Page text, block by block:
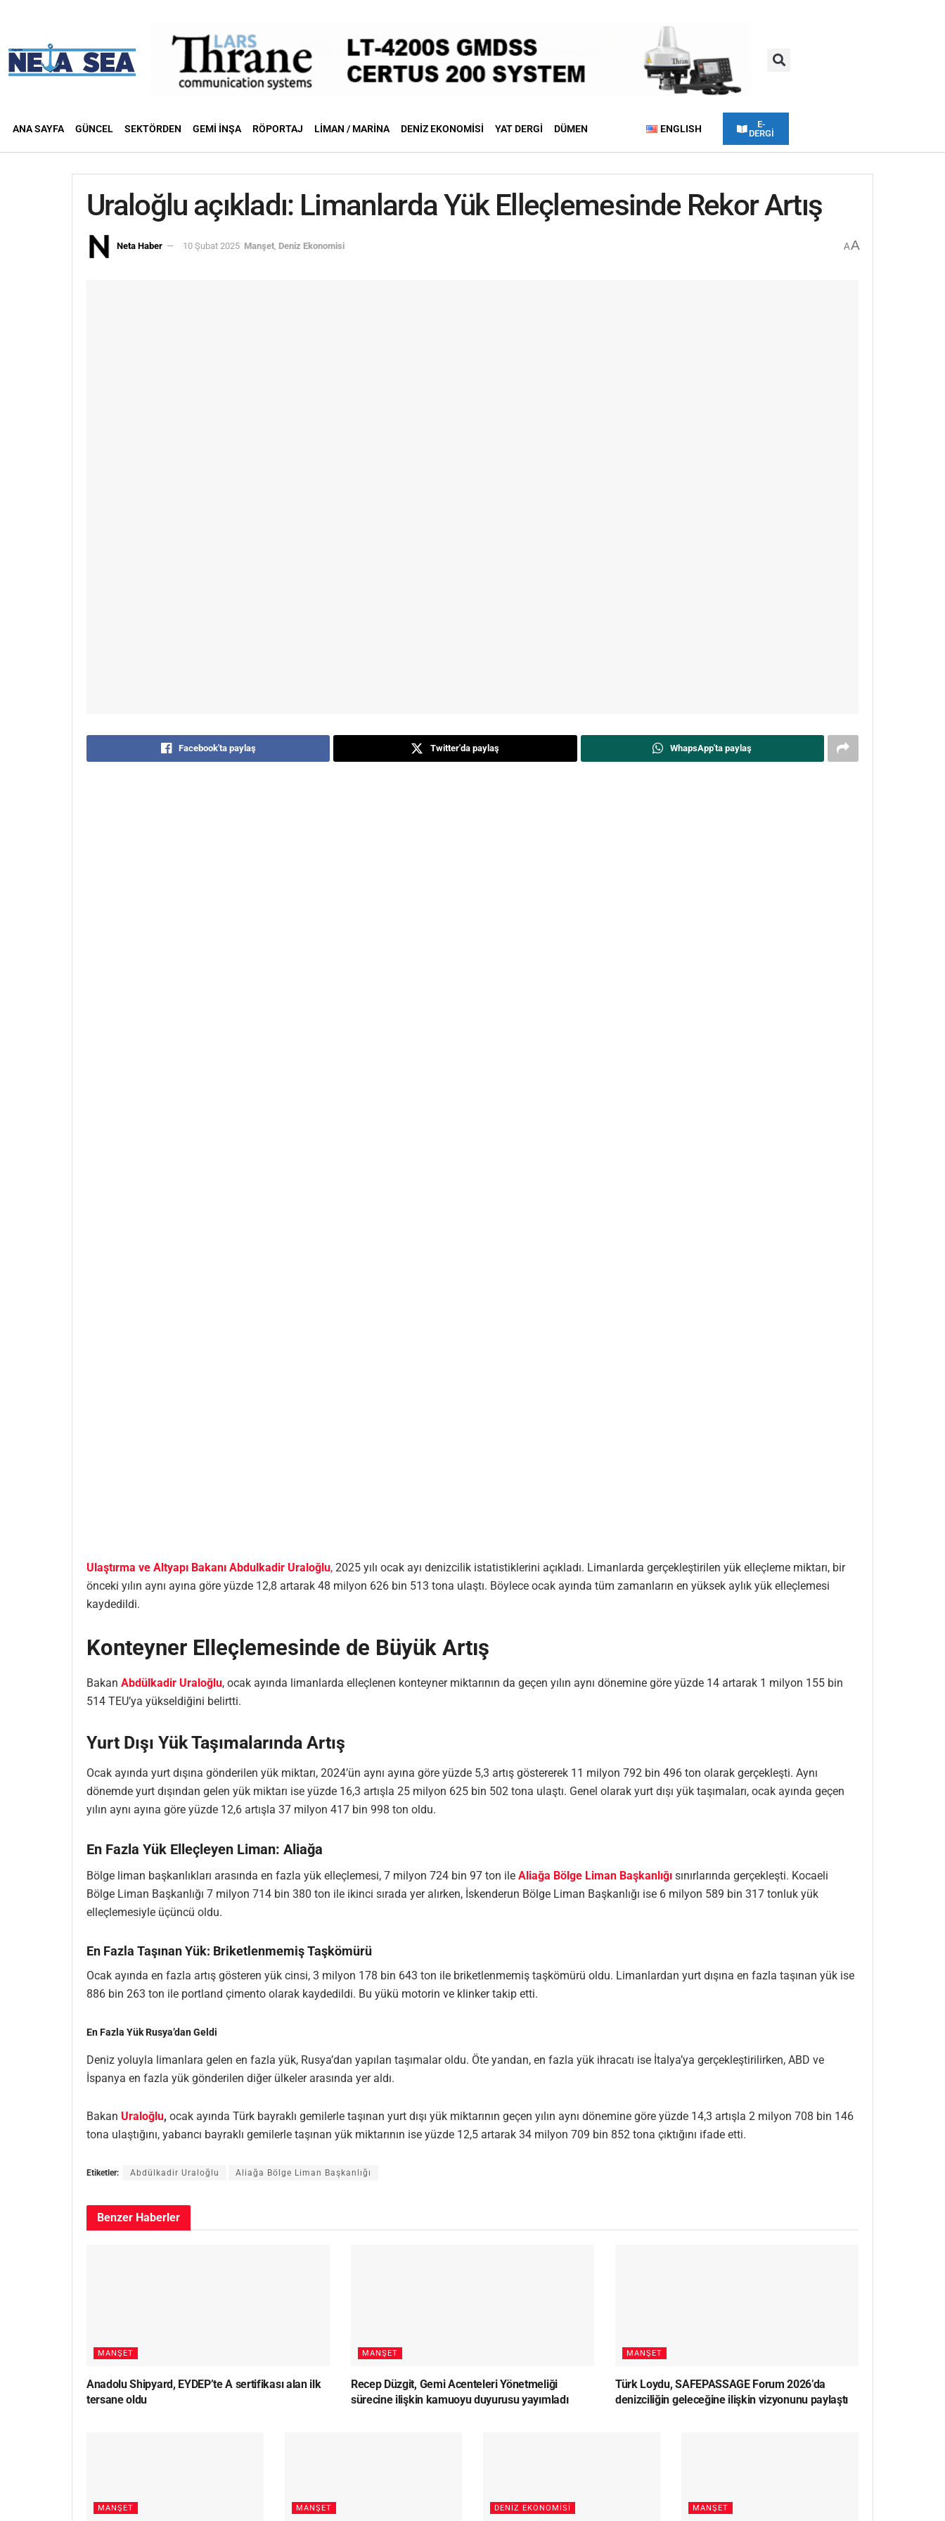
ANA SAYFA GÜNCEL SEKTÖRDEN GEMI İNŞA RÖPORTAJ LIMAN / MARINA DENIZ EKONOMISI YAT DERGI DÜMEN ENGLISH
E-
DERGİ
Uraloğlu açıkladı: Limanlarda Yük Elleçlemesinde Rekor Artış
Neta Haber 10 Şubat 2025 Manşet Deniz Ekonomisi AA
Facebook'ta paylaş Twitter'da paylaş WhapsApp'ta paylaş
Ulaştırma ve Altyapı Bakanı Abdulkadir Uraloğlu, 2025 yılı ocak ayı denizcilik istatistiklerini açıkladı. Limanlarda gerçekleştirilen yük elleçleme miktarı, bir
önceki yılın aynı ayına göre yüzde 12,8 artarak 48 milyon 626 bin 513 tona ulaştı. Böylece ocak ayında tüm zamanların en yüksek aylık yük elleçlemesi
kaydedildi.
Konteyner Elleçlemesinde de Büyük Artış
Bakan Abdülkadir Uraloğlu, ocak ayında limanlarda elleçlenen konteyner miktarının da geçen yılın aynı dönemine göre yüzde 14 artarak 1 milyon 155 bin
514 TEU’ya yükseldiğini belirtti.
Yurt Dışı Yük Taşımalarında Artış
Ocak ayında yurt dışına gönderilen yük miktarı, 2024’ün aynı ayına göre yüzde 5,3 artış göstererek 11 milyon 792 bin 496 ton olarak gerçekleşti. Aynı
dönemde yurt dışından gelen yük miktarı ise yüzde 16,3 artışla 25 milyon 625 bin 502 tona ulaştı. Genel olarak yurt dışı yük taşımaları, ocak ayında geçen
yılın aynı ayına göre yüzde 12,6 artışla 37 milyon 417 bin 998 ton oldu.
En Fazla Yük Elleçleyen Liman: Aliağa
Bölge liman başkanlıkları arasında en fazla yük elleçlemesi, 7 milyon 724 bin 97 ton ile Aliağa Bölge Liman Başkanlığı sınırlarında gerçekleşti. Kocaeli
Bölge Liman Başkanlığı 7 milyon 714 bin 380 ton ile ikinci sırada yer alırken, İskenderun Bölge Liman Başkanlığı ise 6 milyon 589 bin 317 tonluk yük
elleçlemesiyle üçüncü oldu.
En Fazla Taşınan Yük: Briketlenmemiş Taşkömürü
Ocak ayında en fazla artış gösteren yük cinsi, 3 milyon 178 bin 643 ton ile briketlenmemiş taşkömürü oldu. Limanlardan yurt dışına en fazla taşınan yük ise
886 bin 263 ton ile portland çimento olarak kaydedildi. Bu yükü motorin ve klinker takip etti.
En Fazla Yük Rusya’dan Geldi
Deniz yoluyla limanlara gelen en fazla yük, Rusya’dan yapılan taşımalar oldu. Öte yandan, en fazla yük ihracatı ise İtalya’ya gerçekleştirilirken, ABD ve
İspanya en fazla yük gönderilen diğer ülkeler arasında yer aldı.
Bakan Uraloğlu, ocak ayında Türk bayraklı gemilerle taşınan yurt dışı yük miktarının geçen yılın aynı dönemine göre yüzde 14,3 artışla 2 milyon 708 bin 146
tona ulaştığını, yabancı bayraklı gemilerle taşınan yük miktarının ise yüzde 12,5 artarak 34 milyon 709 bin 852 tona çıktığını ifade etti.
Etiketler: Abdülkadir Uraloğlu Aliağa Bölge Liman Başkanlığı
Benzer Haberler
MANŞET
Anadolu Shipyard, EYDEP’te A sertifikası alan ilk
tersane oldu
MANŞET
Recep Düzgit, Gemi Acenteleri Yönetmeliği
sürecine ilişkin kamuoyu duyurusu yayımladı
MANŞET
Türk Loydu, SAFEPASSAGE Forum 2026’da
denizciliğin geleceğine ilişkin vizyonunu paylaştı
MANŞET MANŞET DENIZ EKONOMISI MANŞET